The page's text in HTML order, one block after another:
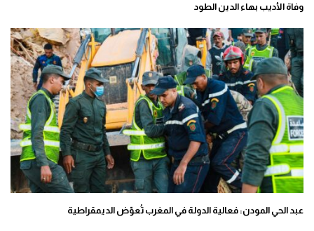
وفاة الأديب بهاء الدين الطود
عبد الحي المودن: فعالية الدولة في المغرب تُعوّض الديمقراطية